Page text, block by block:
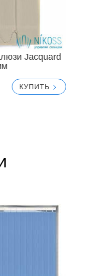
Jacquard
КУПИТЬ